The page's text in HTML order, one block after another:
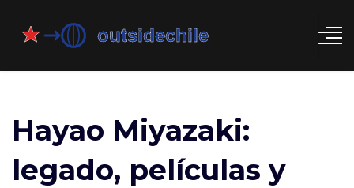
Hayao Miyazaki:
legado, películas y